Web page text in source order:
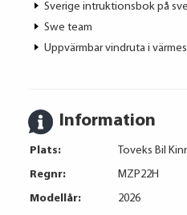
Sverige intruktionsbok på
Swe team
Uppvärmbar vindruta i
Information
Plats:
Toveks Bil
Regnr:
MZP22H
Modellår:
2026